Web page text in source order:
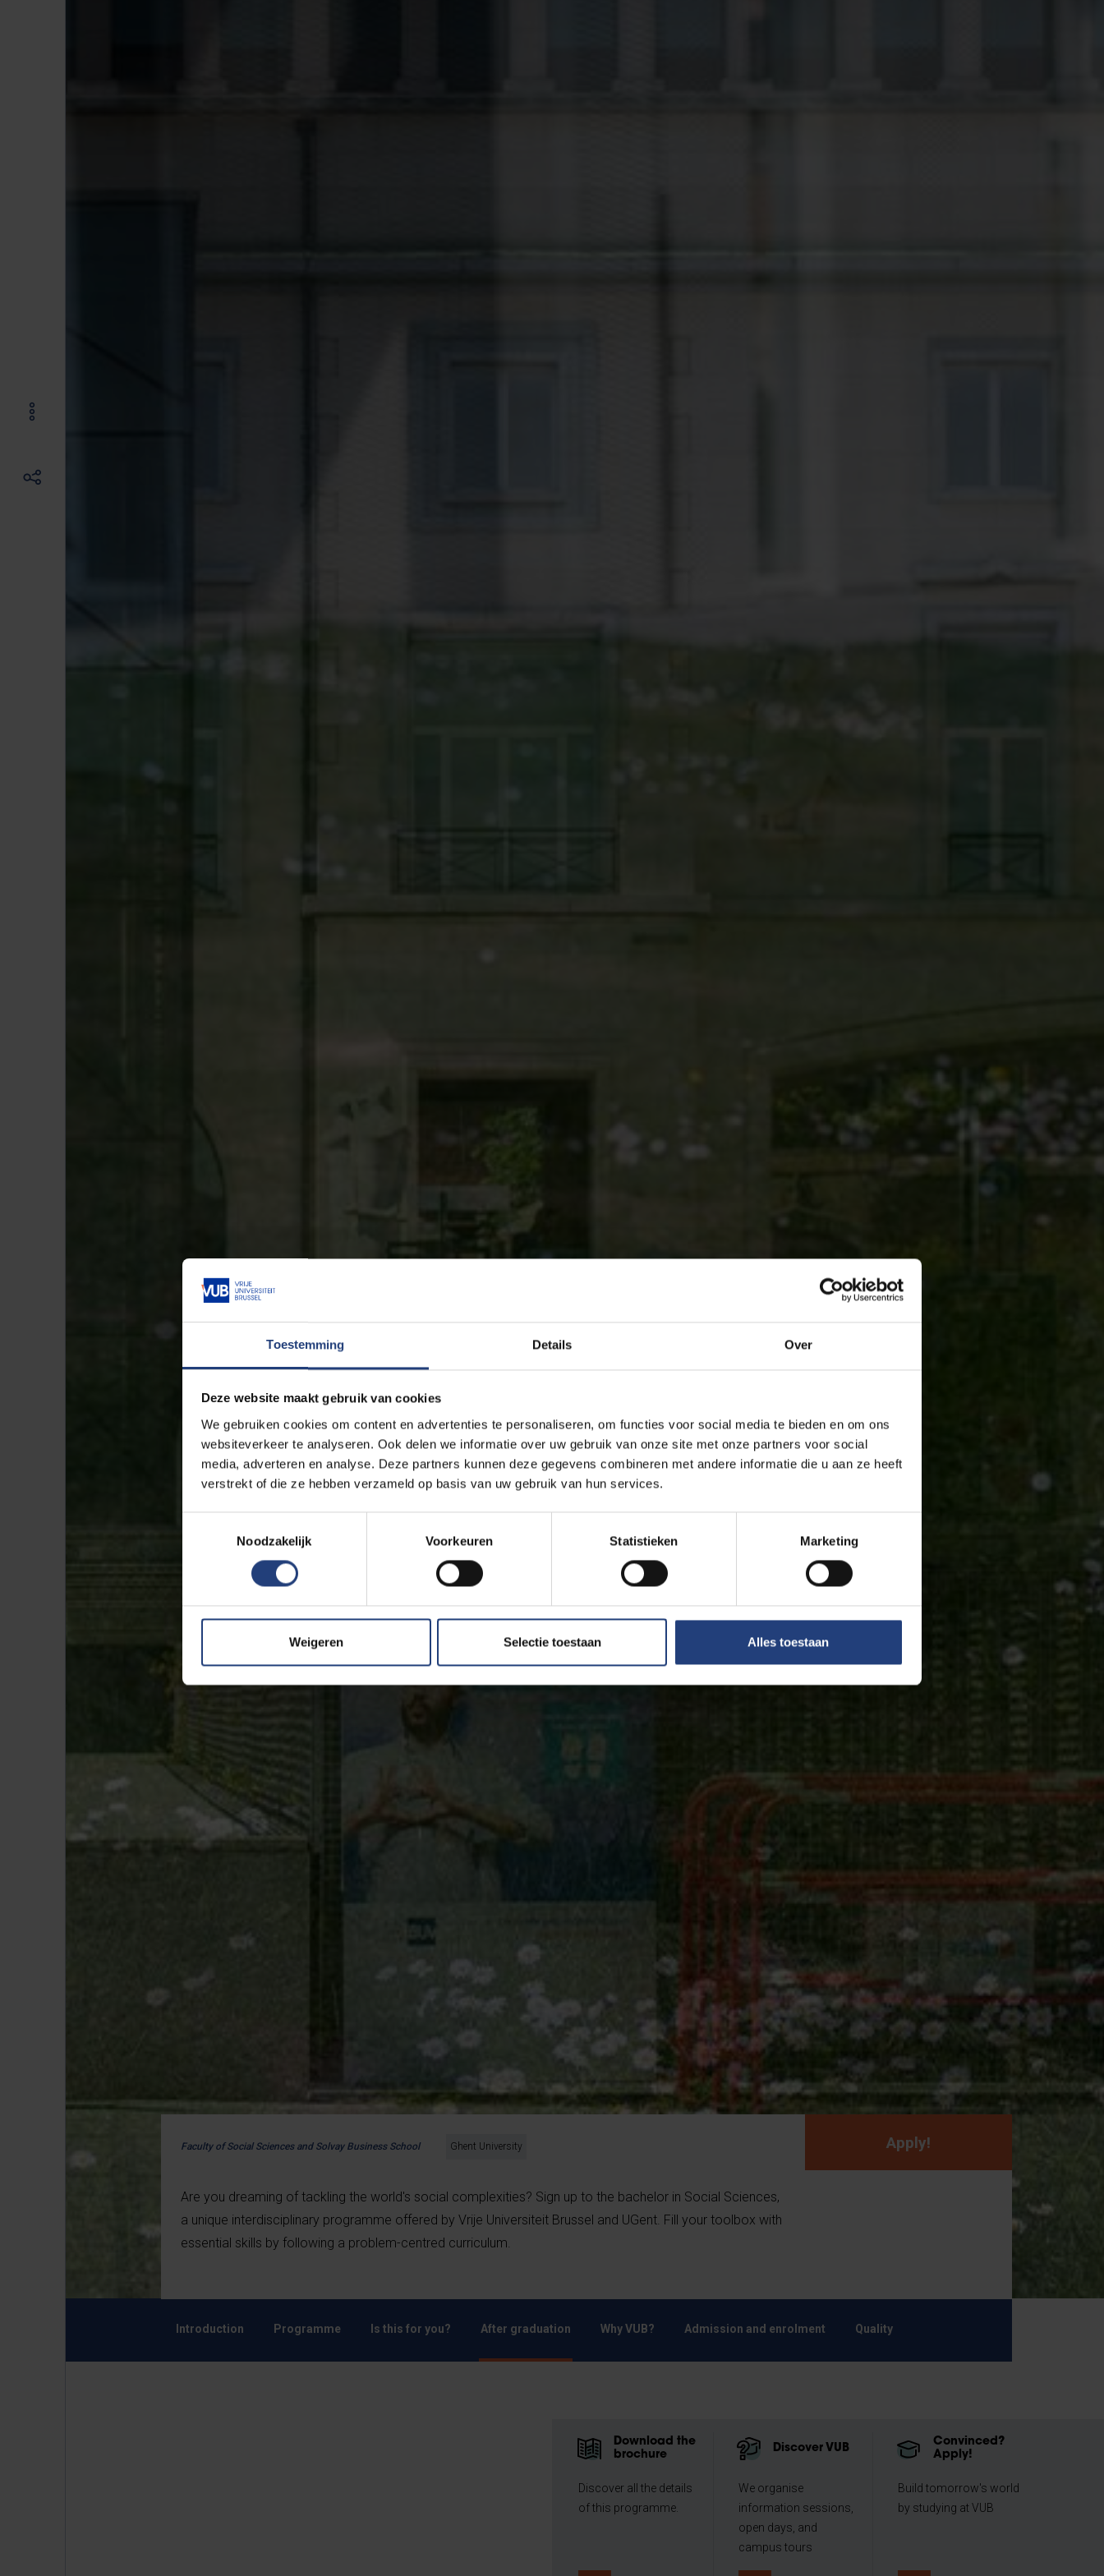
Toestemming Details Over
Deze website maakt gebruik van cookies
We gebruiken cookies om content en advertenties te personaliseren, om functies voor social media te bieden en om ons
websiteverkeer te analyseren. Ook delen we informatie over uw gebruik van onze site met onze partners voor social
media, adverteren en analyse. Deze partners kunnen deze gegevens combineren met andere informatie die u aan ze heeft
verstrekt of die ze hebben verzameld op basis van uw gebruik van hun services.
Noodzakelijk
Voorkeuren Statistieken Marketing
Weigeren Selectie toestaan Alles toestaan
Faculty of Social Sciences and Solvay Business School Ghent University
Are you dreaming of tackling the world's social complexities? Sign up to the bachelor in Social Sciences,
a unique interdisciplinary programme offered by Vrije Universiteit Brussel and UGent. Fill your toolbox with
essential skills by following a problem-centred curriculum.
Apply!
Introduction Programme Is this for you? After graduation Why VUB? Admission and enrolment Quality
Download the
brochure
Discover all the details
of this programme.
Discover VUB
We organise
information sessions,
open days, and
campus tours
Convinced?
Apply!
Build tomorrow's world
by studying at VUB